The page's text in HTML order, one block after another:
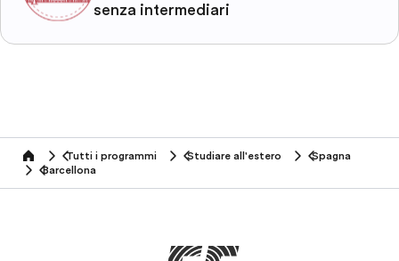
senza intermediari
home Tutti i programmi Studiare all'estero
Spagna
Barcellona